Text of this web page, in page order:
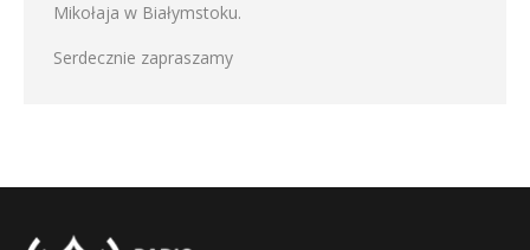
Mikołaja w Białymstoku.
Serdecznie zapraszamy